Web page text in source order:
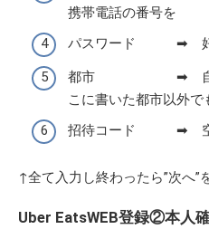
携帯電話の番号を
パスワード ➡ 好き
都市 ➡ 自分が
こに書いた都市以外で
招待コード ➡ 空
↑全て入力し終わったら”次へ”
Uber EatsWEB登録②本人